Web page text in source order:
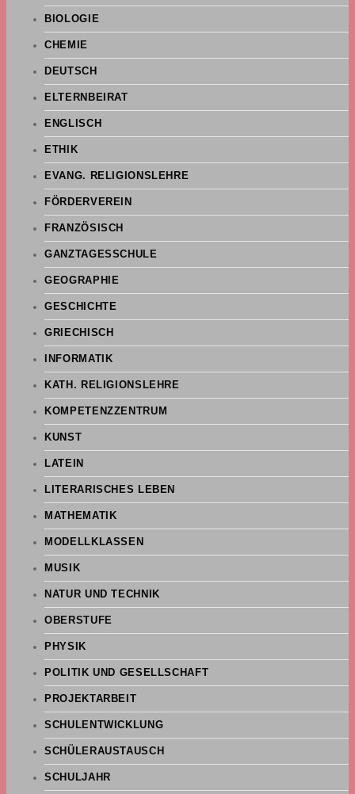
BIOLOGIE
CHEMIE
DEUTSCH
ELTERNBEIRAT
ENGLISCH
ETHIK
EVANG. RELIGIONSLEHRE
FÖRDERVEREIN
FRANZÖSISCH
GANZTAGESSCHULE
GEOGRAPHIE
GESCHICHTE
GRIECHISCH
INFORMATIK
KATH. RELIGIONSLEHRE
KOMPETENZZENTRUM
KUNST
LATEIN
LITERARISCHES LEBEN
MATHEMATIK
MODELLKLASSEN
MUSIK
NATUR UND TECHNIK
OBERSTUFE
PHYSIK
POLITIK UND GESELLSCHAFT
PROJEKTARBEIT
SCHULENTWICKLUNG
SCHÜLERAUSTAUSCH
SCHULJAHR